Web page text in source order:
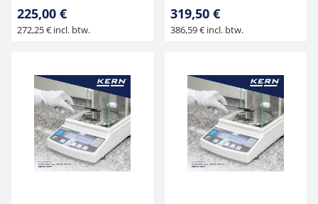
225,00 €
272,25 € incl. btw.
319,50 €
386,59 € incl. btw.